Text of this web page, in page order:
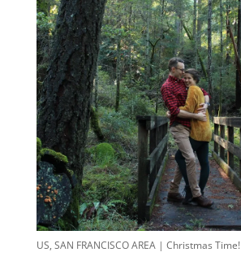
US, SAN FRANCISCO AREA | Christmas Time!